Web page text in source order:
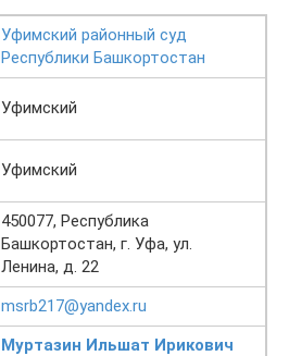
Уфимский районный суд
Республики Башкортостан
Уфимский
Уфимский
450077, Республика
Башкортостан, г. Уфа, ул.
Ленина, д. 22
msrb217@yandex.ru
Муртазин Ильшат Ирикович